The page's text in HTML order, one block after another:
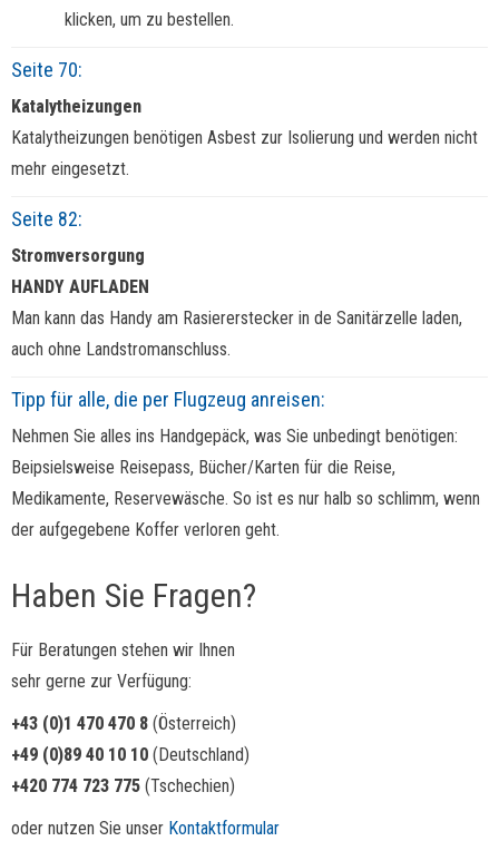
klicken, um zu bestellen.
Seite 70:
Katalytheizungen
Katalytheizungen benötigen Asbest zur Isolierung und werden nicht
mehr eingesetzt.
Seite 82:
Stromversorgung
HANDY AUFLADEN
Man kann das Handy am Rasiererstecker in de Sanitärzelle laden,
auch ohne Landstromanschluss.
Tipp für alle, die per Flugzeug anreisen:
Nehmen Sie alles ins Handgepäck, was Sie unbedingt benötigen:
Beipsielsweise Reisepass, Bücher/Karten für die Reise,
Medikamente, Reservewäsche. So ist es nur halb so schlimm, wenn
der aufgegebene Koffer verloren geht.
Haben Sie Fragen?
Für Beratungen stehen wir Ihnen
sehr gerne zur Verfügung:
+43 (0)1 470 470 8 (Österreich)
+49 (0)89 40 10 10 (Deutschland)
+420 774 723 775 (Tschechien)
oder nutzen Sie unser Kontaktformular